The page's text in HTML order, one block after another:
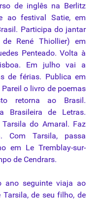
de inglês na Berlitz
ao festival Satie, em
Participa do jantar
René Thiollier) em
Penteado. Volta à
Em julho vai a
de férias. Publica em
o livro de poemas
retorna ao Brasil.
Brasileira de Letras.
do Amaral. Faz
Com Tarsila, passa
em Le Tremblay-sur-
de Cendrars.
ano seguinte viaja ao
Tarsila, de seu filho, de